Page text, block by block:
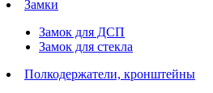
Замки
Замок для ДСП
Замок для стекла
Полкодержатели, кронштейны